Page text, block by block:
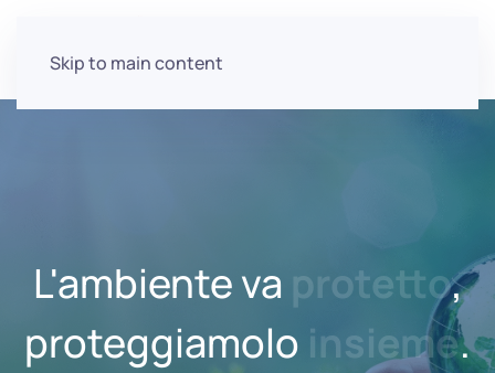
Skip to main content
L'ambiente va protetto,
proteggiamolo insieme.